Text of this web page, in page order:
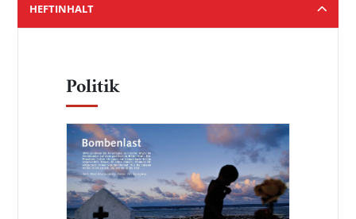
HEFTINHALT
Politik